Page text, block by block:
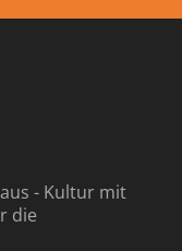
- Kultur mit
die